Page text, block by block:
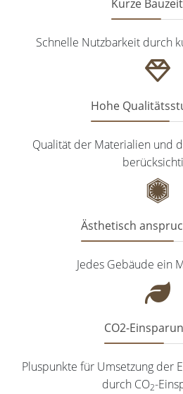
Kurze Bauzeit
Schnelle Nutzbarkeit durch
Hohe
Qualität der Materialien und
Ästhetisch
Jedes Gebäude ein
CO2-
Pluspunkte für Umsetzung der
durch CO2-